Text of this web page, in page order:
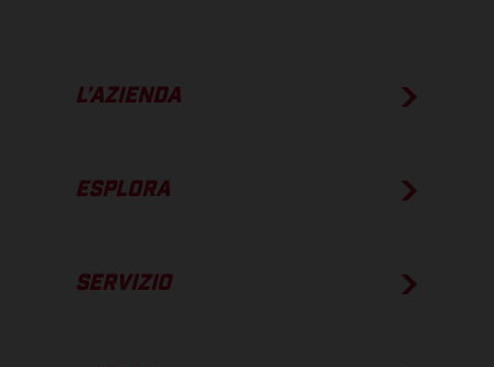
L’AZIENDA
ESPLORA
SERVIZIO